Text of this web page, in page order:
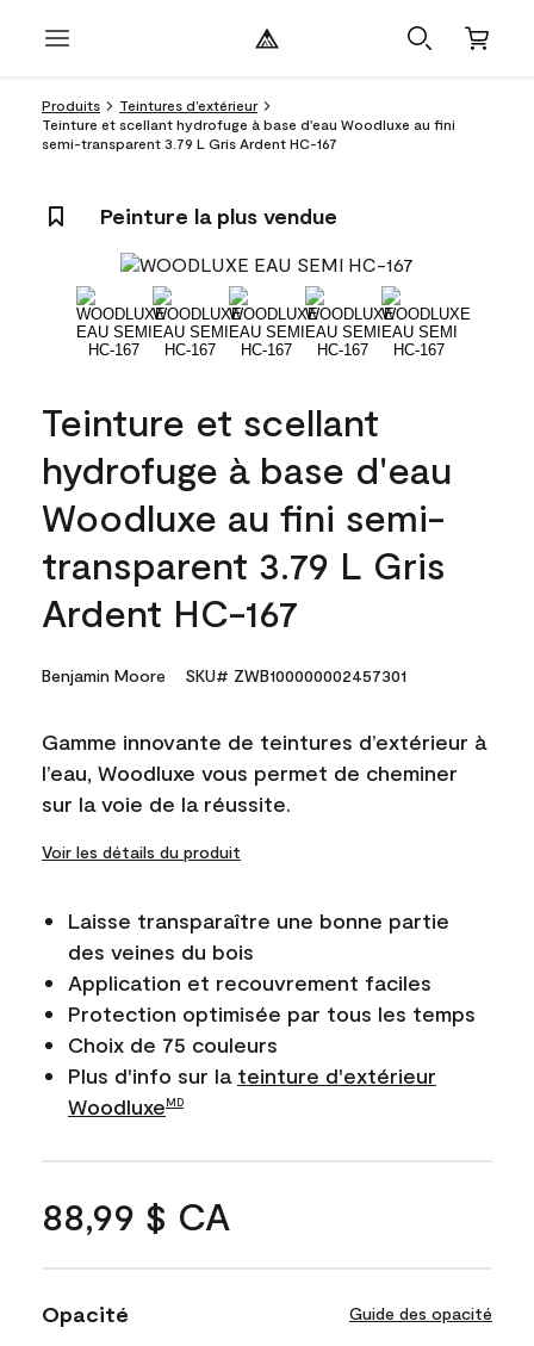
Produits
Teintures d’extérieur
Teinture et scellant hydrofuge à base d'eau Woodluxe au fini
semi-transparent 3.79 L Gris Ardent HC-167
Peinture la plus vendue
Teinture et scellant
hydrofuge à base d'eau
Woodluxe au fini semi-
transparent 3.79 L Gris
Ardent HC-167
Benjamin Moore SKU# ZWB100000002457301
Gamme innovante de teintures d’extérieur à
l’eau, Woodluxe vous permet de cheminer
sur la voie de la réussite.
Voir les détails du produit
Laisse transparaître une bonne partie
des veines du bois
Application et recouvrement faciles
Protection optimisée par tous les temps
Choix de 75 couleurs
Plus d'info sur la teinture d'extérieur
WoodluxeMD
88,99 $ CA
Opacité Guide des opacité